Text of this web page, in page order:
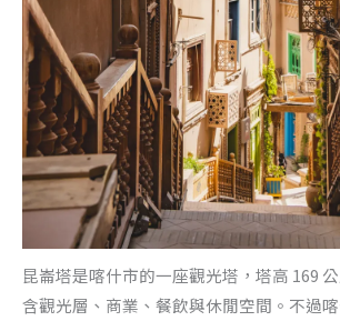
昆崙塔是喀什市的一座觀光塔，塔高 169
含觀光層、商業、餐飲與休閒空間。不過